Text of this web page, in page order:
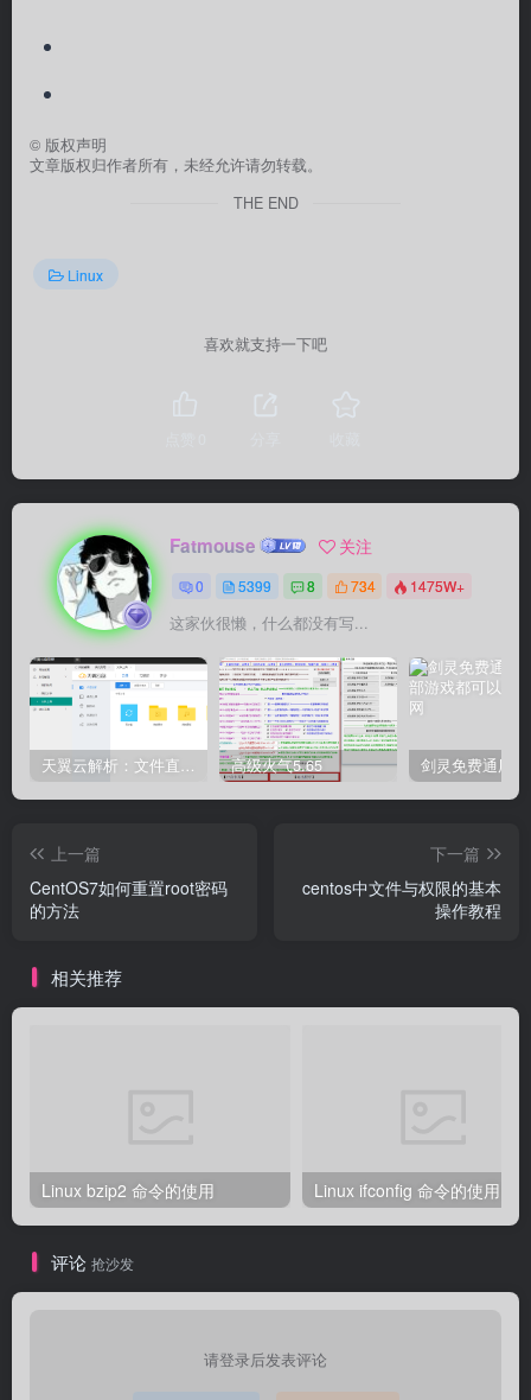
© 版权声明
文章版权归作者所有，未经允许请勿转载。
THE END
Linux
喜欢就支持一下吧
Fatmouse 关注
0 5399 8 734 1475W+
这家伙很懒，什么都没有写...
天翼云解析：文件直链获取源码 高级火气5.65
上一篇
CentOS7如何重置root密码
的方法
下一篇
centos中文件与权限的基本
操作教程
相关推荐
Linux bzip2 命令的使用 Linux ifconfig 命令的使用
评论 抢沙发
请登录后发表评论